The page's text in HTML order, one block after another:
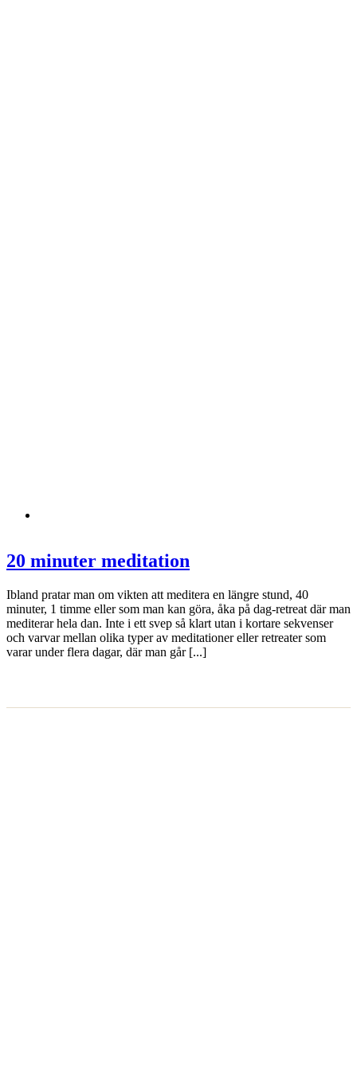
20 minuter meditation
Ibland pratar man om vikten att meditera en längre stund, 40
minuter, 1 timme eller som man kan göra, åka på dag-retreat där man
mediterar hela dan. Inte i ett svep så klart utan i kortare sekvenser
och varvar mellan olika typer av meditationer eller retreater som
varar under flera dagar, där man går [...]